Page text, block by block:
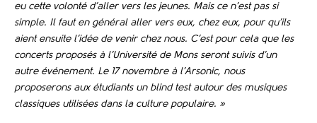
eu cette volonté d’aller vers les jeunes. Mais ce n’est pas si
simple. Il faut en général aller vers eux, chez eux, pour qu’ils
aient ensuite l’idée de venir chez nous. C’est pour cela que les
concerts proposés à l’Université de Mons seront suivis d’un
autre événement. Le 17 novembre à l’Arsonic, nous
proposerons aux étudiants un blind test autour des musiques
classiques utilisées dans la culture populaire. »